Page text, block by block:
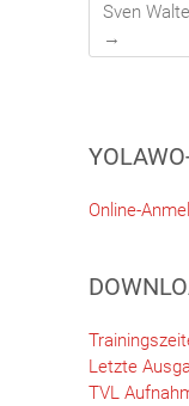
Sven
→
Online-
Letzte
TVL